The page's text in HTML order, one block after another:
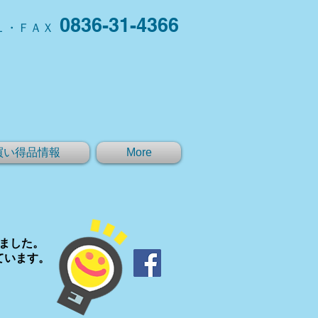
・ＦＡＸ 0836-31-4366
い得品情報 More
した。
ます。